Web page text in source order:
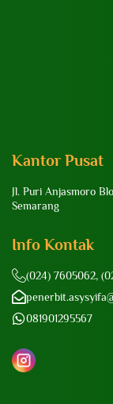
Kantor Pusat
Jl. Puri Anjasmoro
Semarang
Info Kontak
(024) 7605062,
081901295567